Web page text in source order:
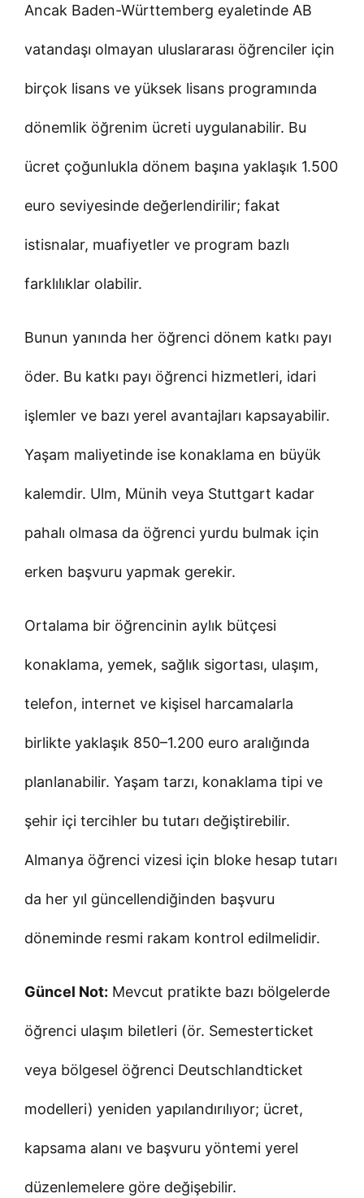
Ancak Baden-Württemberg eyaletinde AB
vatandaşı olmayan uluslararası öğrenciler için
birçok lisans ve yüksek lisans programında
dönemlik öğrenim ücreti uygulanabilir. Bu
ücret çoğunlukla dönem başına yaklaşık 1.500
euro seviyesinde değerlendirilir; fakat
istisnalar, muafiyetler ve program bazlı
farklılıklar olabilir.
Bunun yanında her öğrenci dönem katkı payı
öder. Bu katkı payı öğrenci hizmetleri, idari
işlemler ve bazı yerel avantajları kapsayabilir.
Yaşam maliyetinde ise konaklama en büyük
kalemdir. Ulm, Münih veya Stuttgart kadar
pahalı olmasa da öğrenci yurdu bulmak için
erken başvuru yapmak gerekir.
Ortalama bir öğrencinin aylık bütçesi
konaklama, yemek, sağlık sigortası, ulaşım,
telefon, internet ve kişisel harcamalarla
birlikte yaklaşık 850–1.200 euro aralığında
planlanabilir. Yaşam tarzı, konaklama tipi ve
şehir içi tercihler bu tutarı değiştirebilir.
Almanya öğrenci vizesi için bloke hesap tutarı
da her yıl güncellendiğinden başvuru
döneminde resmi rakam kontrol edilmelidir.
Güncel Not: Mevcut pratikte bazı bölgelerde
öğrenci ulaşım biletleri (ör. Semesterticket
veya bölgesel öğrenci Deutschlandticket
modelleri) yeniden yapılandırılıyor; ücret,
kapsama alanı ve başvuru yöntemi yerel
düzenlemelere göre değişebilir.